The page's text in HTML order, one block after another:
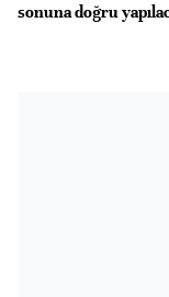
sonuna doğru